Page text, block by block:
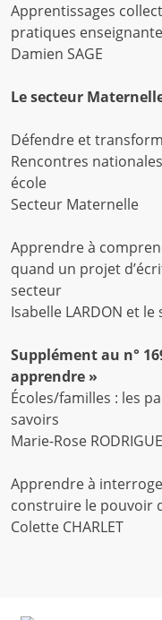
Apprentissages
pratiques
Damien SAGE
Le secteur
Défendre et
Rencontres
école
Secteur Maternelle
Apprendre à
quand un projet
secteur
Isabelle LARDON et
Supplément au n°
apprendre »
Écoles/familles : les
savoirs
Marie-Rose
Apprendre à
construire le pouvoir
Colette CHARLET